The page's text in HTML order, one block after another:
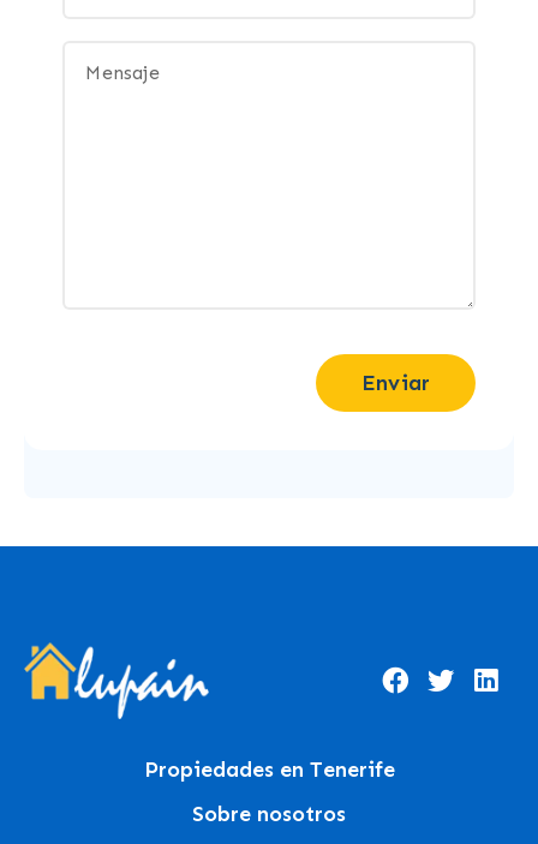
Enviar
Propiedades en Tenerife
Sobre nosotros